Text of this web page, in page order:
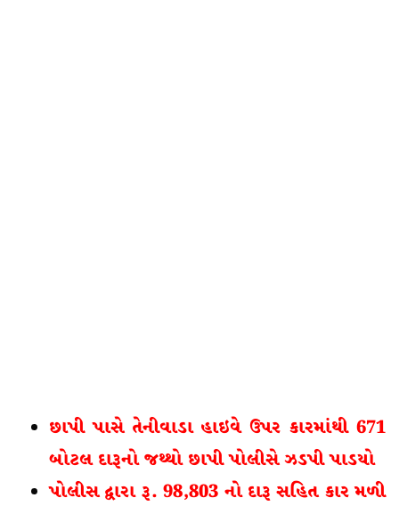
છાપી પાસે તેનીવાડા હાઇવે ઉપર કારમાંથી 671
બોટલ દારૂનો જથ્થો છાપી પોલીસે ઝડપી પાડયો
પોલીસ દ્વારા રૂ. 98,803 નો દારૂ સહિત કાર મળી